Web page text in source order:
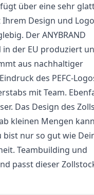
über eine sehr
Design und
Der ANYBRAND
der EU produziert
aus nachhaltiger
des PEFC-
mit Team.
Das Design des
kleinen Mengen
bist nur so gut wie
Teambuilding und
passt dieser